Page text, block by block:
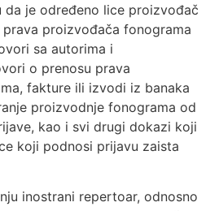
da je određeno lice proizvođač
proizvođača fonograma
sa autorima i
o prenosu prava
fakture ili izvodi iz banaka
proizvodnje fonograma od
kao i svi drugi dokazi koji
koji podnosi prijavu zaista
inostrani repertoar, odnosno